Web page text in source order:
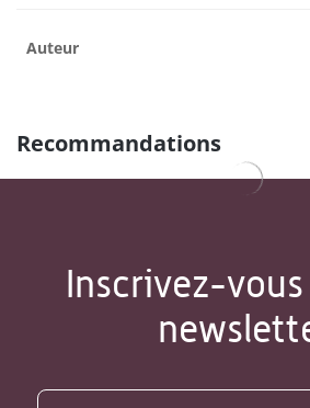
Auteur
Recommandations
Inscrivez-